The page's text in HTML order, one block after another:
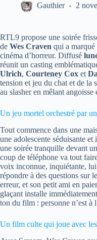
Gauthier 2
RTL9 propose une soirée
de Wes Craven qui a marqué
cinéma d’horreur. Diffusé
réunit un casting
Ulrich, Courteney Cox et
tension et jeu du chat et de la
au slasher en mêlant angoisse
Un jeu mortel orchestré par
Tout commence dans une
une adolescente séduisante et
une soirée tranquille devant
coup de téléphone va tout
voix inconnue, inquiétante,
répondre à des questions sur
erreur, et son petit ami en
glaçant installe
ton du film : personne n’est à
Un film culte qui joue avec